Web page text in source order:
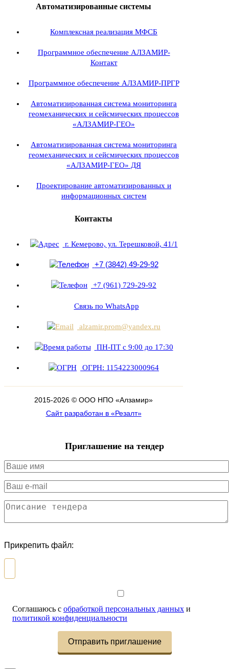
Автоматизированные системы
Комплексная реализация МФСБ
Программное обеспечение АЛЗАМИР-
Контакт
Программное обеспечение АЛЗАМИР-ПРГР
Автоматизированная система мониторинга
геомеханических и сейсмических процессов
«АЛЗАМИР-ГЕО»
Автоматизированная система мониторинга
геомеханических и сейсмических процессов
«АЛЗАМИР-ГЕО» ДЯ
Проектирование автоматизированных и
информационных систем
Контакты
г. Кемерово, ул. Терешковой, 41/1
+7 (3842) 49-29-92
+7 (961) 729-29-92
Связь по WhatsApp
alzamir.prom@yandex.ru
ПН-ПТ с 9:00 до 17:30
ОГРН: 1154223000964
2015-2026 © ООО НПО «Алзамир»
Сайт разработан в «Резалт»
Приглашение на тендер
Прикрепить файл:
Соглашаюсь с обработкой персональных данных и
политикой конфиденциальности